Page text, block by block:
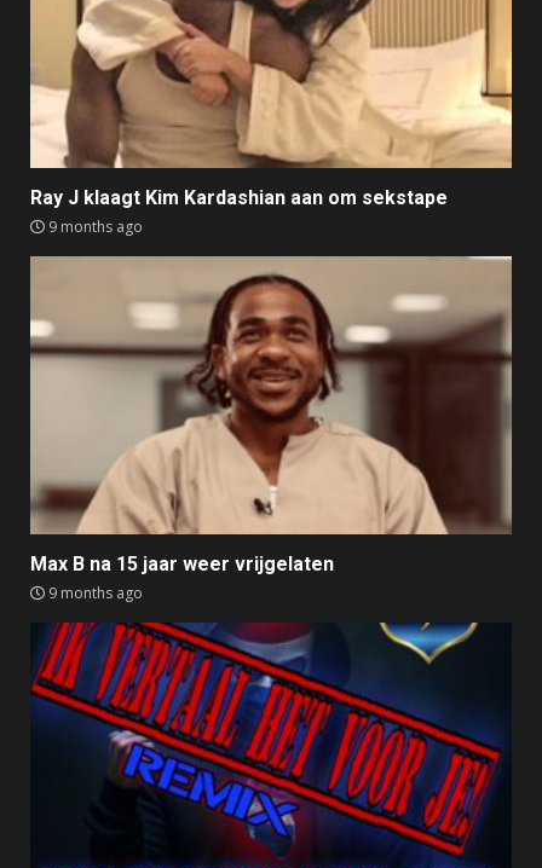
Ray J klaagt Kim Kardashian aan om sekstape
9 months ago
Max B na 15 jaar weer vrijgelaten
9 months ago